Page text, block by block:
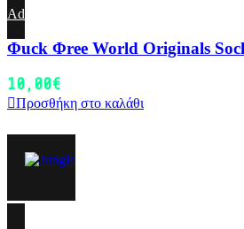
Add to wishlist
Φuck Φree World Originals
10,00€
Προσθήκη στο καλάθι